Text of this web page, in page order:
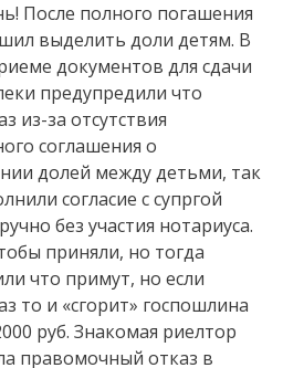
После полного погашения
выделить доли детям. В
документов для сдачи
предупредили что
из-за отсутствия
соглашения о
долей между детьми, так
согласие с супргой
без участия нотариуса.
приняли, но тогда
что примут, но если
то и «сгорит» госпошлина
руб. Знакомая риелтор
правомочный отказ в